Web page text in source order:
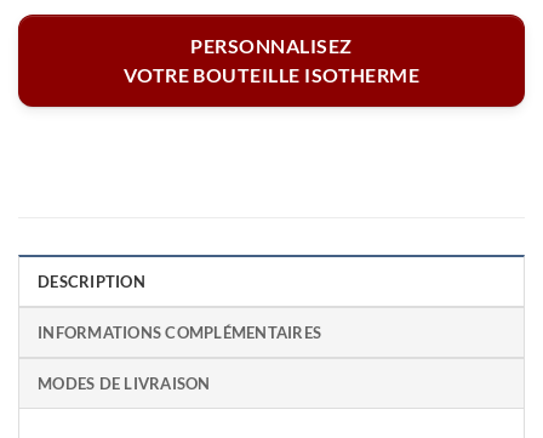
PERSONNALISEZ
VOTRE BOUTEILLE ISOTHERME
DESCRIPTION
INFORMATIONS COMPLÉMENTAIRES
MODES DE LIVRAISON